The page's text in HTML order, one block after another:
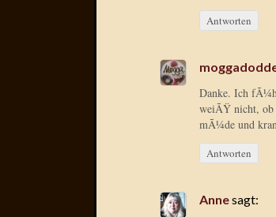
Antworten
Danke. Ich
weiÃŸ nicht, ob
mÃ¼de und
Antworten
Annesagt: